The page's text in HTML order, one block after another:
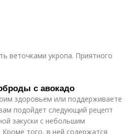
веточками укропа. Приятного
с авокадо
здоровьем или поддерживаете
подойдет следующий рецепт
закуски с небольшим
Кроме того, в ней содержатся